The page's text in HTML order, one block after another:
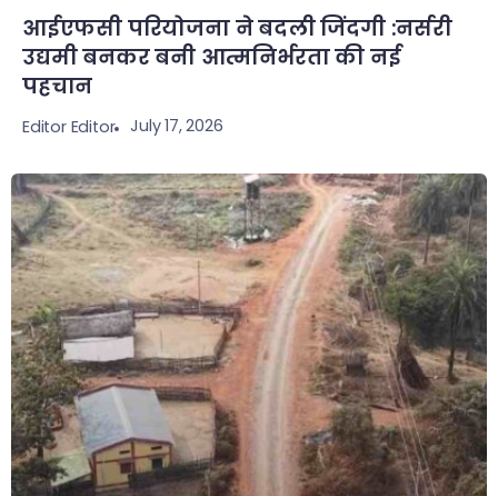
आईएफसी परियोजना ने बदली जिंदगी :नर्सरी
उद्यमी बनकर बनी आत्मनिर्भरता की नई
पहचान
Editor Editor July 17, 2026